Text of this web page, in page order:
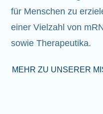
für Menschen zu
einer Vielzahl von
sowie Therapeutika.
MEHR ZU UNSERER